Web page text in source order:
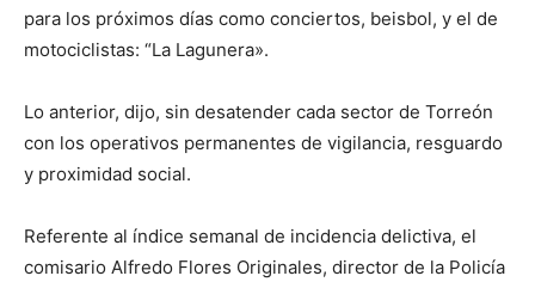
para los próximos días como conciertos, beisbol, y el de
motociclistas: “La Lagunera».
Lo anterior, dijo, sin desatender cada sector de Torreón
con los operativos permanentes de vigilancia, resguardo
y proximidad social.
Referente al índice semanal de incidencia delictiva, el
comisario Alfredo Flores Originales, director de la Policía